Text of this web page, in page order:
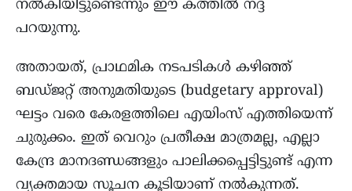
നൽകിയിട്ടുണ്ടെന്നും ഈ കത്തിൽ നദ്ദ
പറയുന്നു.
അതായത്, പ്രാഥമിക നടപടികൾ കഴിഞ്ഞ്
ബഡ്ജറ്റ് അനുമതിയുടെ (budgetary approval)
ഘട്ടം വരെ കേരളത്തിലെ എയിംസ് എത്തിയെന്ന്
ചുരുക്കം. ഇത് വെറും പ്രതീക്ഷ മാത്രമല്ല, എല്ലാ
കേന്ദ്ര മാനദണ്ഡങ്ങളും പാലിക്കപ്പെട്ടിട്ടുണ്ട് എന്ന
വ്യക്തമായ സൂചന കൂടിയാണ് നൽകുന്നത്.